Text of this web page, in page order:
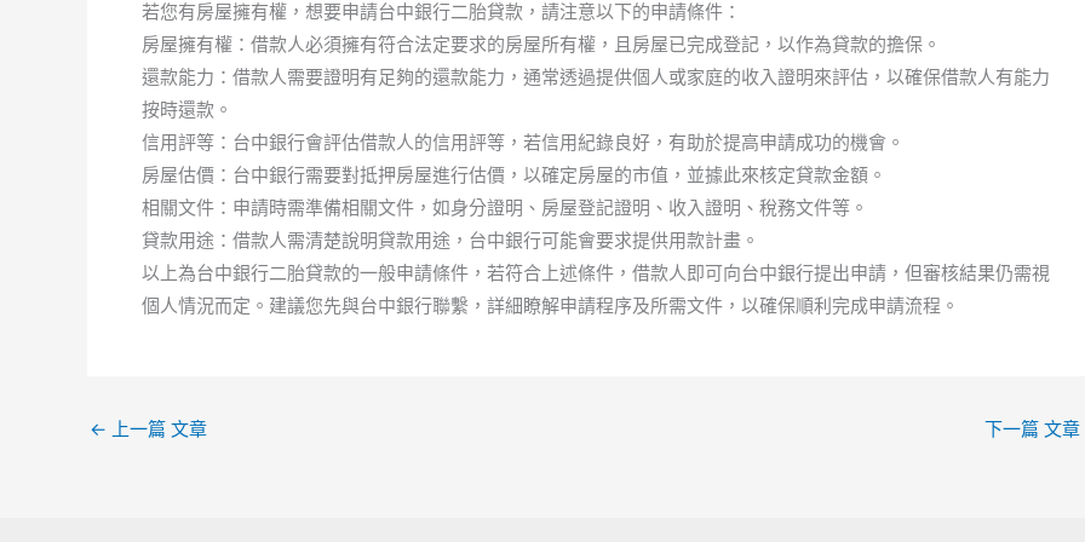
若您有房屋擁有權，想要申請台中銀行二胎貸款，請注意以下的申請條件：
房屋擁有權：借款人必須擁有符合法定要求的房屋所有權，且房屋已完成登記，以作為貸款的擔保。
還款能力：借款人需要證明有足夠的還款能力，通常透過提供個人或家庭的收入證明來評估，以確保借款人有能力
按時還款。
信用評等：台中銀行會評估借款人的信用評等，若信用紀錄良好，有助於提高申請成功的機會。
房屋估價：台中銀行需要對抵押房屋進行估價，以確定房屋的市值，並據此來核定貸款金額。
相關文件：申請時需準備相關文件，如身分證明、房屋登記證明、收入證明、稅務文件等。
貸款用途：借款人需清楚說明貸款用途，台中銀行可能會要求提供用款計畫。
以上為台中銀行二胎貸款的一般申請條件，若符合上述條件，借款人即可向台中銀行提出申請，但審核結果仍需視
個人情況而定。建議您先與台中銀行聯繫，詳細瞭解申請程序及所需文件，以確保順利完成申請流程。
← 上一篇 文章 下一篇 文章